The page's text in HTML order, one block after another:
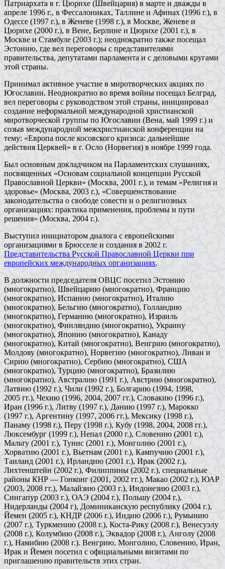
Патриархата в г. Цюрихе (Швейцария) в марте и дважды в
апреле 1996 г., в Фессалониках, Таллине и Афинах (1996 г.), в
Одессе (1997 г.), в Женеве (1998 г.), в Москве, Женеве и
Цюрихе (2000 г.), в Вене, Берлине и Цюрихе (2001 г.), в
Москве и Стамбуле (2003 г.); неоднократно также посещал
Эстонию, где вел переговоры с представителями
правительства, депутатами парламента и с деловыми кругами
этой страны.
Принимал активное участие в миротворческих акциях по
Югославии. Неоднократно во время войны посещал Белград,
вел переговоры с руководством этой страны, инициировал
создание неформальной международной христианской
миротворческой группы по Югославии (Вена, май 1999 г.) и
созыв международной межхристианской конференции на
тему: «Европа после косовского кризиса: дальнейшие
действия Церквей» в г. Осло (Норвегия) в ноябре 1999 года.
Был основным докладчиком на Парламентских слушаниях,
посвященных «Основам социальной концепции Русской
Православной Церкви» (Москва, 2001 г.), и темам «Религия и
здоровье» (Москва, 2003 г.), «Совершенствование
законодательства о свободе совести и о религиозных
организациях: практика применения, проблемы и пути
решения» (Москва, 2004 г.).
Выступил инициатором диалога с европейскими
организациями в Брюсселе и создания в 2002 г.
Представительства Русской Православной Церкви при
европейских международных организациях.
В должности председателя ОВЦС посетил Эстонию
(многократно), Швейцарию (многократно), Францию
(многократно), Испанию (многократно), Италию
(многократно), Бельгию (многократно), Голландию
(многократно), Германию (многократно), Израиль
(многократно), Финляндию (многократно), Украину
(многократно), Японию (многократно), Канаду
(многократно), Китай (многократно), Венгрию (многократно),
Молдову (многократно), Норвегию (многократно), Ливан и
Сирию (многократно), Сербию (многократно), США
(многократно), Турцию (многократно), Бразилию
(многократно), Австралию (1991 г.), Австрию (многократно),
Латвию (1992 г.), Чили (1992 г.), Болгарию (1994, 1998,
2005 гг.), Чехию (1996, 2004, 2007 гг.), Словакию (1996 г.),
Иран (1996 г.), Литву (1997 г.), Данию (1997 г.), Марокко
(1997 г.), Аргентину (1997, 2006 гг.), Мексику (1998 г.),
Панаму (1998 г.), Перу (1998 г.), Кубу (1998, 2004, 2008 гг.),
Люксембург (1999 г.), Непал (2000 г.), Словению (2001 г.),
Мальту (2001 г.), Тунис (2001 г.), Монголию (2001 г.),
Хорватию (2001 г.), Вьетнам (2001 г.), Кампучию (2001 г.),
Таиланд (2001 г.), Ирландию (2001 г.), Ирак (2002 г.),
Лихтенштейн (2002 г.), Филиппины (2002 г.), специальные
районы КНР — Гонконг (2001, 2002 гг.), Макао (2002 г.), ЮАР
(2003, 2008 гг.), Малайзию (2003 г.), Индонезию (2003 г.),
Сингапур (2003 г.), ОАЭ (2004 г.), Польшу (2004 г.),
Нидерланды (2004 г), Доминиканскую республику (2004 г.),
Йемен (2005 г.), КНДР (2006 г.), Индию (2006 г.), Румынию
(2007 г.), Туркмению (2008 г.), Коста-Рику (2008 г.), Венесуэлу
(2008 г.), Колумбию (2008 г.), Эквадор (2008 г.), Анголу (2008
г.), Намибию (2008 г.). Венгрию, Монголию, Словению, Иран,
Ирак и Йемен посетил с официальными визитами по
приглашению правительств этих стран.